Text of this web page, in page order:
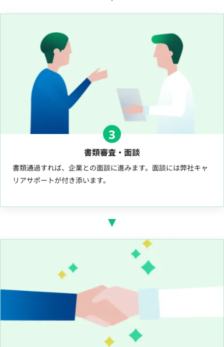
3
書類審査・面談
書類通過すれば、企業との面談に進みます。面談には弊社キャ
リアサポートが付き添います。